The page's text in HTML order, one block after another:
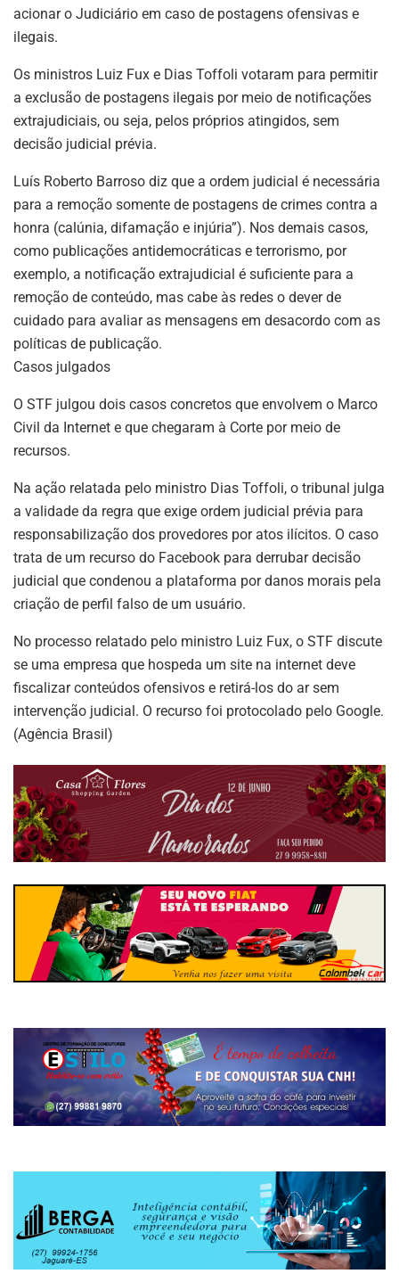
acionar o Judiciário em caso de postagens ofensivas e
ilegais.
Os ministros Luiz Fux e Dias Toffoli votaram para permitir
a exclusão de postagens ilegais por meio de notificações
extrajudiciais, ou seja, pelos próprios atingidos, sem
decisão judicial prévia.
Luís Roberto Barroso diz que a ordem judicial é necessária
para a remoção somente de postagens de crimes contra a
honra (calúnia, difamação e injúria”). Nos demais casos,
como publicações antidemocráticas e terrorismo, por
exemplo, a notificação extrajudicial é suficiente para a
remoção de conteúdo, mas cabe às redes o dever de
cuidado para avaliar as mensagens em desacordo com as
políticas de publicação.
Casos julgados
O STF julgou dois casos concretos que envolvem o Marco
Civil da Internet e que chegaram à Corte por meio de
recursos.
Na ação relatada pelo ministro Dias Toffoli, o tribunal julga
a validade da regra que exige ordem judicial prévia para
responsabilização dos provedores por atos ilícitos. O caso
trata de um recurso do Facebook para derrubar decisão
judicial que condenou a plataforma por danos morais pela
criação de perfil falso de um usuário.
No processo relatado pelo ministro Luiz Fux, o STF discute
se uma empresa que hospeda um site na internet deve
fiscalizar conteúdos ofensivos e retirá-los do ar sem
intervenção judicial. O recurso foi protocolado pelo Google.
(Agência Brasil)